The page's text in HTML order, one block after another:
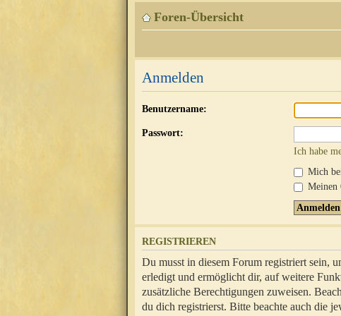
Foren-Übersicht
Anmelden
Benutzername:
Passwort:
Ich habe
Mich
Meinen
REGISTRIEREN
Du musst in diesem Forum registriert sein,
erledigt und ermöglicht dir, auf weitere
zusätzliche Berechtigungen zuweisen.
du dich registrierst. Bitte beachte auch die